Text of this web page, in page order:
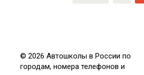
© 2026 Автошколы в России по
городам, номера телефонов и